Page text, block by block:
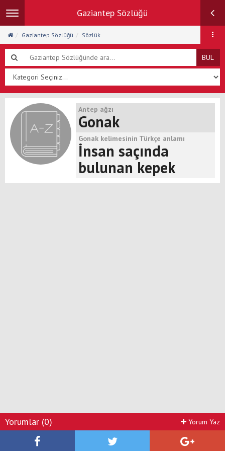
Toggle
navigation
Gaziantep Sözlüğü
Gaziantep Sözlüğü Sözlük
BUL
Antep ağzı
Gonak
Gonak kelimesinin Türkçe anlamı
İnsan saçında
bulunan kepek
Yorumlar (0) Yorum Yaz